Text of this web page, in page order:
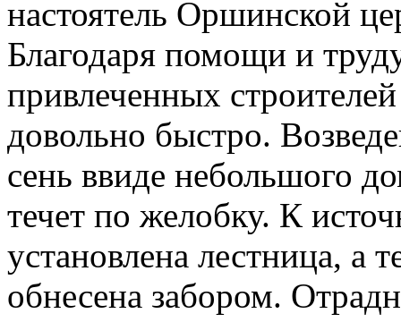
настоятель Оршинской
Благодаря помощи и
привлеченных
довольно быстро.
сень ввиде небольшого
течет по желобку. К
установлена лестница, а
обнесена забором.